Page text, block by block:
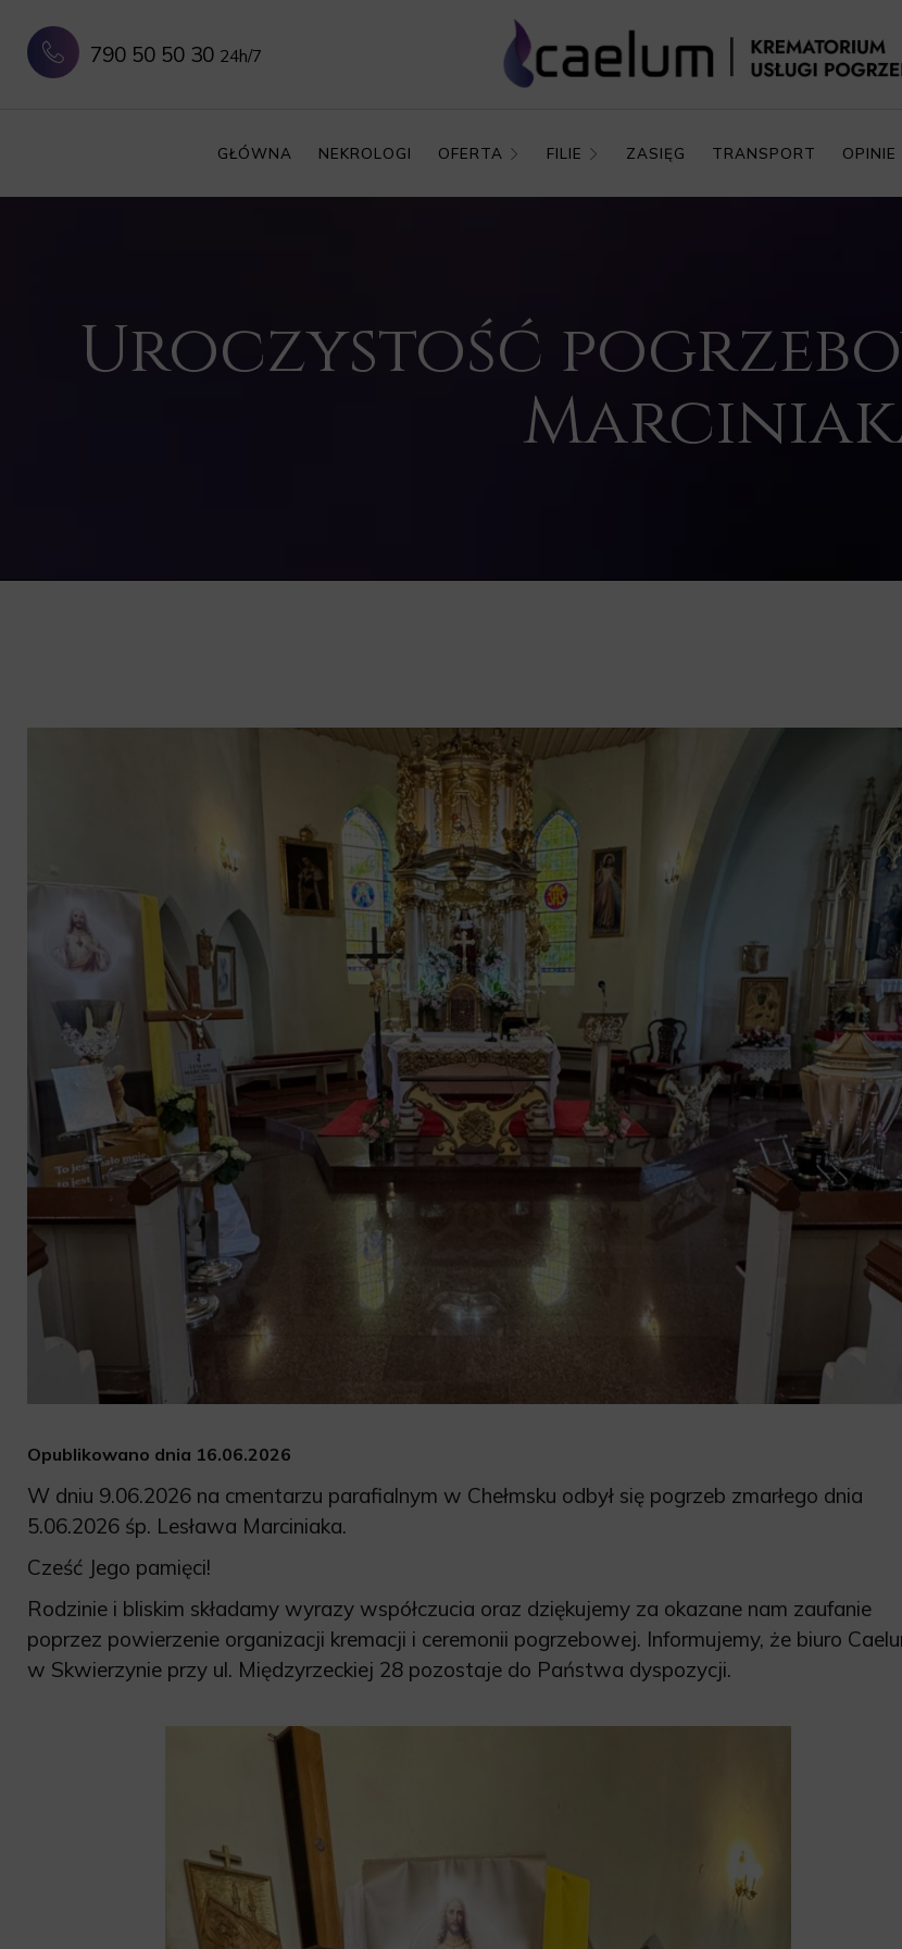
790 50 50 30 24h/7
GŁÓWNA NEKROLOGI OFERTA FILIE ZASIĘG TRANSPORT OPINIE
Uroczystość
Opublikowano dnia 16.06.2026
W dniu 9.06.2026 na cmentarzu parafialnym w Chełmsku odbył się pogrzeb zmarłego dnia
5.06.2026 śp. Lesława Marciniaka.
Cześć Jego pamięci!
Rodzinie i bliskim składamy wyrazy współczucia oraz dziękujemy za okazane nam zaufanie
poprzez powierzenie organizacji kremacji i ceremonii pogrzebowej. Informujemy, że biuro
w Skwierzynie przy ul. Międzyrzeckiej 28 pozostaje do Państwa dyspozycji.